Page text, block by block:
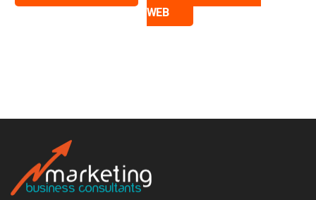
WEB